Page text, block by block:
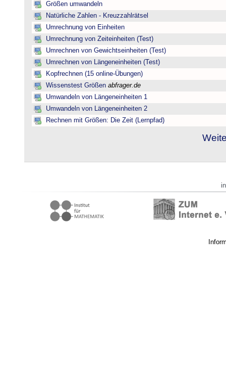
Größen umwandeln
Natürliche Zahlen - Kreuzzahlrätsel
Umrechnung von Einheiten
Umrechnung von Zeiteinheiten (Test)
Umrechnen von Gewichtseinheiten (Test)
Umrechnen von Längeneinheiten (Test)
Kopfrechnen (15 online-Übungen)
Wissenstest Größen abfrager.de
Umwandeln von Längeneinheiten 1
Umwandeln von Längeneinheiten 2
Rechnen mit Größen: Die Zeit (Lernpfad)